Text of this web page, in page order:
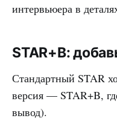
интервьюера в
STAR+B:
Стандартный STAR
версия — STAR+B,
вывод).